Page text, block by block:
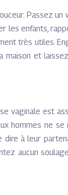
Passez un
les enfants,
très utiles.
maison et
vaginale est
hommes ne
à leur
aucun